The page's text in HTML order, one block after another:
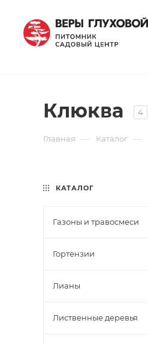
Клюква 4
Главная — Каталог —
КАТАЛОГ
Газоны и травосмеси
Гортензии
Лианы
Лиственные деревья